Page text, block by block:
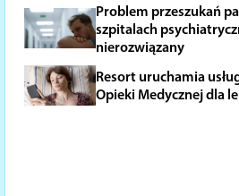
Problem przeszukań
szpitalach
nierozwiązany
Resort uruchamia
Opieki Medycznej dla